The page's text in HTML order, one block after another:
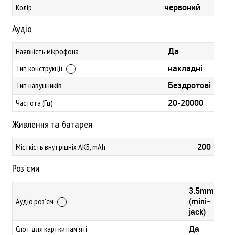
Колір червоний
Аудіо
Наявність мікрофона Да
Тип конструкції накладні
Тип навушників Бездротові
Частота (Гц) 20-20000
Живлення та батарея
Місткість внутрішніх АКБ, mAh 200
Роз'єми
Аудіо роз'єм
3.5mm
(mini-
jack)
Слот для картки пам'яті Да